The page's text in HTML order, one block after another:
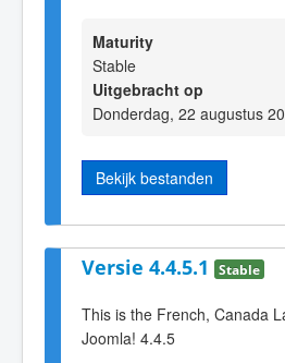
Maturity
Stable
Uitgebracht op
Donderdag, 22 augustus
Bekijk bestanden
Versie 4.4.5.1 Stable
This is the French, Canada
Joomla! 4.4.5